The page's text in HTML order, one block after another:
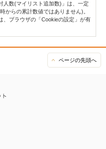
数(マイリスト追加数)」は、一定
からの累計数値ではありません)。
ブラウザの「Cookieの設定」が有
ページの先頭へ